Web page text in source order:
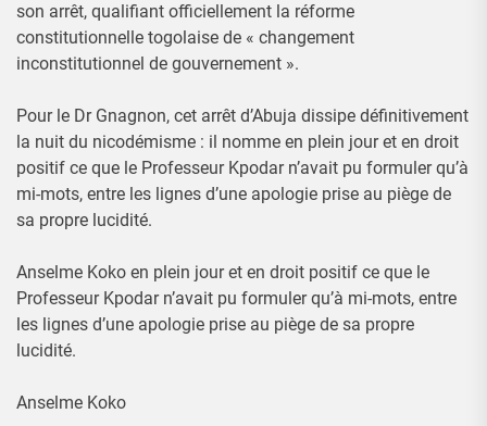
son arrêt, qualifiant officiellement la réforme
constitutionnelle togolaise de « changement
inconstitutionnel de gouvernement ».
Pour le Dr Gnagnon, cet arrêt d’Abuja dissipe définitivement
la nuit du nicodémisme : il nomme en plein jour et en droit
positif ce que le Professeur Kpodar n’avait pu formuler qu’à
mi-mots, entre les lignes d’une apologie prise au piège de
sa propre lucidité.
Anselme Koko en plein jour et en droit positif ce que le
Professeur Kpodar n’avait pu formuler qu’à mi-mots, entre
les lignes d’une apologie prise au piège de sa propre
lucidité.
Anselme Koko